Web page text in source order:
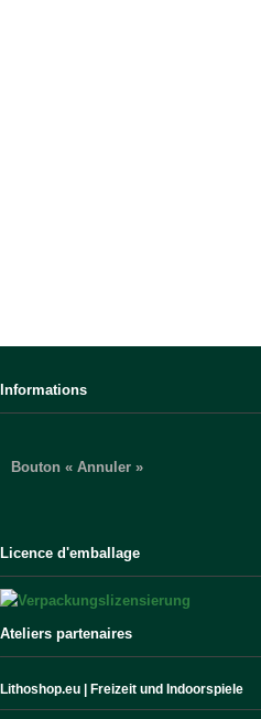
Informations
Bouton « Annuler »
Licence d'emballage
Ateliers partenaires
Lithoshop.eu | Freizeit und Indoorspiele